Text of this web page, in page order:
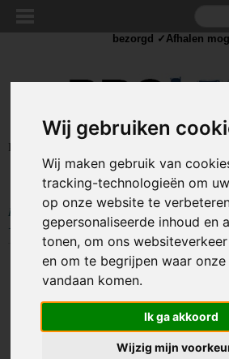
Wij gebruiken
Wij maken gebruik van
tracking-technologieën om
op onze website te
gepersonaliseerde inhoud en
tonen, om ons
en om te begrijpen waar
vandaan komen.
Ik ga akkoord
Wijzig mijn
Inloggen
Home >IJZERWAREN>BOUTEN>
- 6 x 40mm - klasse 8.8 - gegalvaniseerd -
bezorgd ✓Afhalen